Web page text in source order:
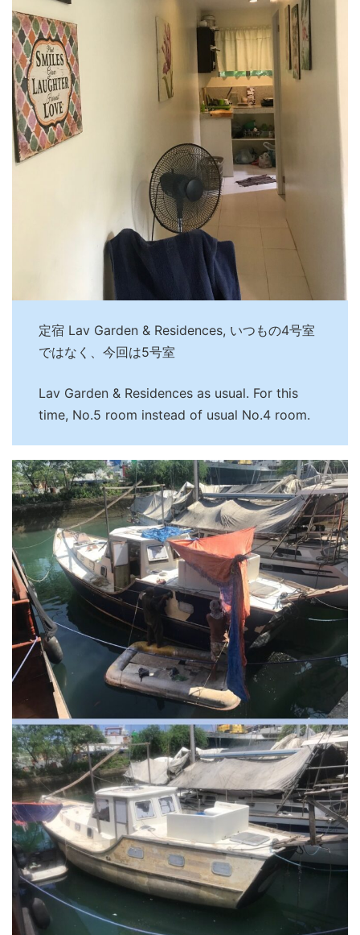
定宿 Lav Garden & Residences, いつもの4号室
ではなく、今回は5号室
Lav Garden & Residences as usual. For this
time, No.5 room instead of usual No.4 room.